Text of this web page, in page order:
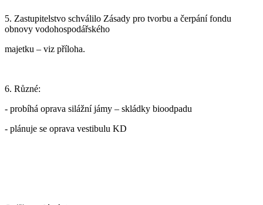
5. Zastupitelstvo schválilo Zásady pro tvorbu a čerpání fondu
obnovy vodohospodářského
majetku – viz příloha.
6. Různé:
- probíhá oprava silážní jámy – skládky bioodpadu
- plánuje se oprava vestibulu KD